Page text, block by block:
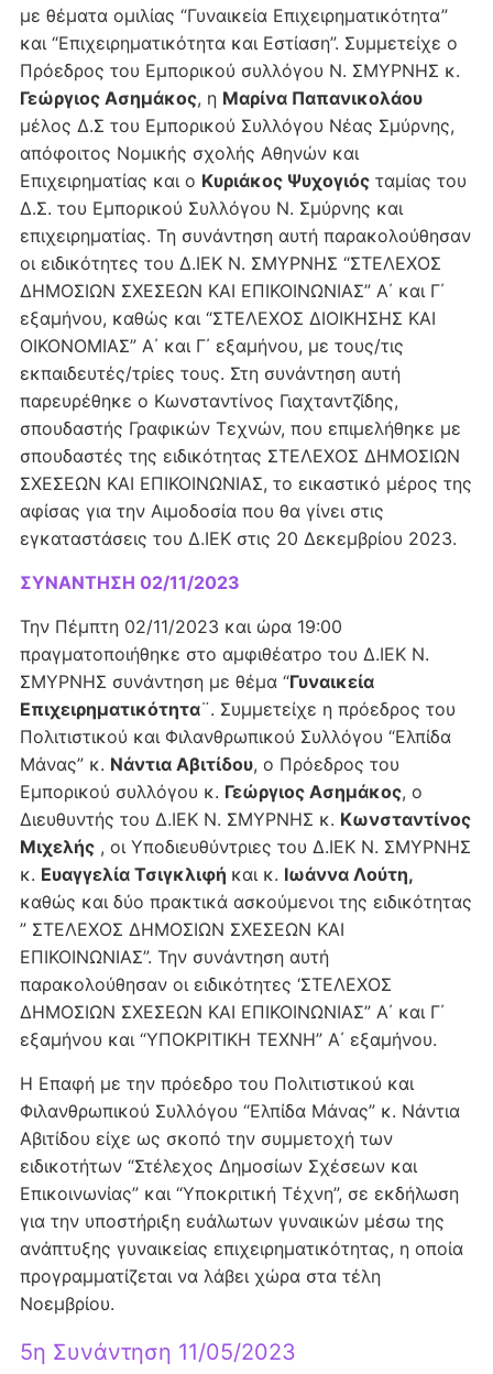
με θέματα ομιλίας “Γυναικεία Επιχειρηματικότητα”
και “Επιχειρηματικότητα και Εστίαση”. Συμμετείχε ο
Πρόεδρος του Εμπορικού συλλόγου Ν. ΣΜΥΡΝΗΣ κ.
Γεώργιος Ασημάκος, η Μαρίνα Παπανικολάου
μέλος Δ.Σ του Εμπορικού Συλλόγου Νέας Σμύρνης,
απόφοιτος Νομικής σχολής Αθηνών και
Επιχειρηματίας και ο Κυριάκος Ψυχογιόςταμίας του
Δ.Σ. του Εμπορικού Συλλόγου Ν. Σμύρνης και
επιχειρηματίας. Τη συνάντηση αυτή παρακολούθησαν
οι ειδικότητες του Δ.ΙΕΚ Ν. ΣΜΥΡΝΗΣ “ΣΤΕΛΕΧΟΣ
ΔΗΜΟΣΙΩΝ ΣΧΕΣΕΩΝ ΚΑΙ ΕΠΙΚΟΙΝΩΝΙΑΣ” Α΄ και Γ΄
εξαμήνου, καθώς και “ΣΤΕΛΕΧΟΣ ΔΙΟΙΚΗΣΗΣ ΚΑΙ
ΟΙΚΟΝΟΜΙΑΣ” Α΄ και Γ΄ εξαμήνου, με τους/τις
εκπαιδευτές/τρίες τους. Στη συνάντηση αυτή
παρευρέθηκε ο Κωνσταντίνος Γιαχταντζίδης,
σπουδαστής Γραφικών Τεχνών, που επιμελήθηκε με
σπουδαστές της ειδικότητας ΣΤΕΛΕΧΟΣ ΔΗΜΟΣΙΩΝ
ΣΧΕΣΕΩΝ ΚΑΙ ΕΠΙΚΟΙΝΩΝΙΑΣ, το εικαστικό μέρος της
αφίσας για την Αιμοδοσία που θα γίνει στις
εγκαταστάσεις του Δ.ΙΕΚ στις 20 Δεκεμβρίου 2023.
ΣΥΝΑΝΤΗΣΗ 02/11/2023
Την Πέμπτη 02/11/2023 και ώρα 19:00
πραγματοποιήθηκε στο αμφιθέατρο του Δ.ΙΕΚ Ν.
ΣΜΥΡΝΗΣ συνάντηση με θέμα “Γυναικεία
Επιχειρηματικότητα¨. Συμμετείχε η πρόεδρος του
Πολιτιστικού και Φιλανθρωπικού Συλλόγου “Ελπίδα
Μάνας” κ. Νάντια Αβιτίδου, ο Πρόεδρος του
Εμπορικού συλλόγου κ. Γεώργιος Ασημάκος, ο
Διευθυντής του Δ.ΙΕΚ Ν. ΣΜΥΡΝΗΣ κ. Κωνσταντίνος
Μιχελής, οι Υποδιευθύντριες του Δ.ΙΕΚ Ν. ΣΜΥΡΝΗΣ
κ. Ευαγγελία Τσιγκλιφή και κ. Ιωάννα Λούτη,
καθώς και δύο πρακτικά ασκούμενοι της ειδικότητας
” ΣΤΕΛΕΧΟΣ ΔΗΜΟΣΙΩΝ ΣΧΕΣΕΩΝ ΚΑΙ
ΕΠΙΚΟΙΝΩΝΙΑΣ”. Την συνάντηση αυτή
παρακολούθησαν οι ειδικότητες ‘ΣΤΕΛΕΧΟΣ
ΔΗΜΟΣΙΩΝ ΣΧΕΣΕΩΝ ΚΑΙ ΕΠΙΚΟΙΝΩΝΙΑΣ” Α΄ και Γ΄
εξαμήνου και “ΥΠΟΚΡΙΤΙΚΗ ΤΕΧΝΗ” Α΄ εξαμήνου.
Η Επαφή με την πρόεδρο του Πολιτιστικού και
Φιλανθρωπικού Συλλόγου “Ελπίδα Μάνας” κ. Νάντια
Αβιτίδου είχε ως σκοπό την συμμετοχή των
ειδικοτήτων “Στέλεχος Δημοσίων Σχέσεων και
Επικοινωνίας” και “Υποκριτική Τέχνη”, σε εκδήλωση
για την υποστήριξη ευάλωτων γυναικών μέσω της
ανάπτυξης γυναικείας επιχειρηματικότητας, η οποία
προγραμματίζεται να λάβει χώρα στα τέλη
Νοεμβρίου.
5η Συνάντηση 11/05/2023